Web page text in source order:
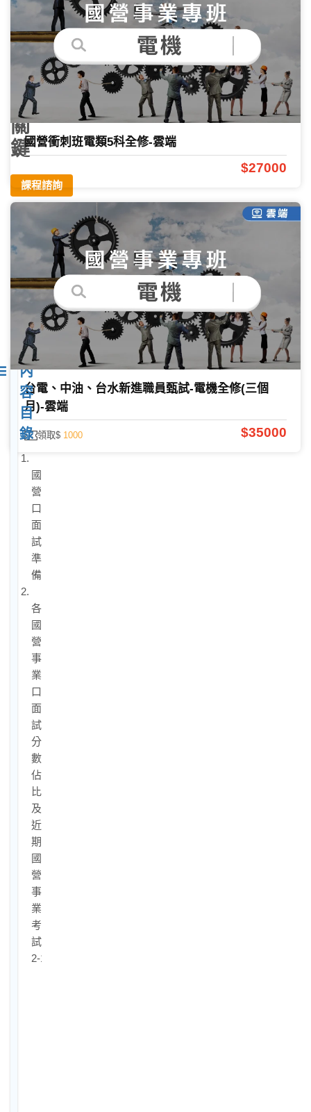
戰
國
考
錄
取
關
鍵
課程諮詢
04-07
14751
內
容
目
錄
1.
國
營
口
面
試
準
備
2.
各
國
營
事
業
口
面
試
分
數
佔
比
及
近
期
國
營
事
業
考
試
2-1.
國營衝刺班電類5科全修-雲端
$27000
台電、中油、台水新進職員甄試-電機全修(三個
月)-雲端
領取$ 1000 $35000